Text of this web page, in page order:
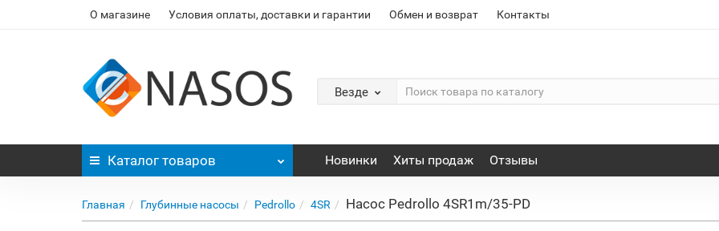
О магазине Условия оплаты, доставки и гарантии Обмен и возврат Контакты
Везде
Каталог товаров Новинки Хиты продаж Отзывы
Главная Глубинные насосы Pedrollo 4SR Насос Pedrollo 4SR1m/35-PD